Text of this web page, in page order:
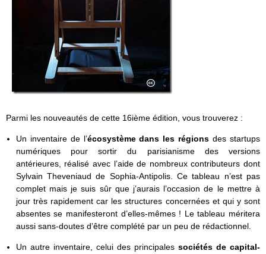
Parmi les nouveautés de cette 16ième édition, vous trouverez :
Un inventaire de l’écosystème dans les régionsdes startups
numériques pour sortir du parisianisme des versions
antérieures, réalisé avec l’aide de nombreux contributeurs dont
Sylvain Theveniaud de Sophia-Antipolis. Ce tableau n’est pas
complet mais je suis sûr que j’aurais l’occasion de le mettre à
jour très rapidement car les structures concernées et qui y sont
absentes se manifesteront d’elles-mêmes ! Le tableau méritera
aussi sans-doutes d’être complété par un peu de rédactionnel.
Un autre inventaire, celui des principales sociétés de capital-